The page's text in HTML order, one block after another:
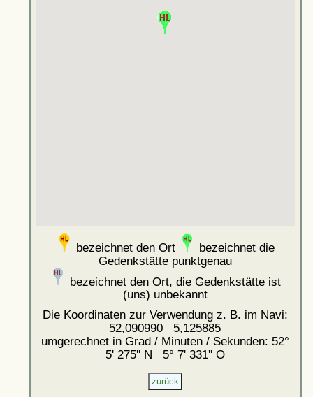
bezeichnet den Ort
bezeichnet die
Gedenkstätte punktgenau
bezeichnet den Ort, die Gedenkstätte ist
(uns) unbekannt
Die Koordinaten zur Verwendung z. B. im Navi:
52,090990 5,125885
umgerechnet in Grad / Minuten / Sekunden: 52°
5' 275'' N 5° 7' 331'' O